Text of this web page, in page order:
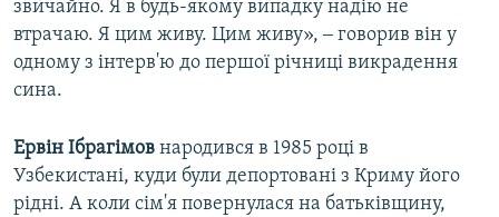
звичайно. Я в будь-якому випадку надію не
втрачаю. Я цим живу. Цим живу», ‒ говорив він у
одному з інтерв'ю до першої річниці викрадення
сина.
Ервін Ібрагімов народився в 1985 році в
Узбекистані, куди були депортовані з Криму його
рідні. А коли сім'я повернулася на батьківщину,